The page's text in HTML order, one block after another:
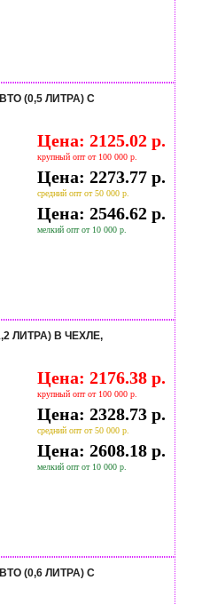
(0,5 ЛИТРА) С
Цена: 2125.02 р.
крупный опт от 100 000 р.
Цена: 2273.77 р.
средний опт от 50 000 р.
Цена: 2546.62 р.
мелкий опт от 10 000 р.
ЛИТРА) В ЧЕХЛЕ,
Цена: 2176.38 р.
крупный опт от 100 000 р.
Цена: 2328.73 р.
средний опт от 50 000 р.
Цена: 2608.18 р.
мелкий опт от 10 000 р.
(0,6 ЛИТРА) С